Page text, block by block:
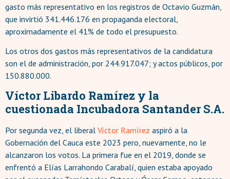
gasto más representativo en los registros de Octavio Guzmán,
que invirtió 341.446.176 en propaganda electoral,
aproximadamente el 41% de todo el presupuesto.
Los otros dos gastos más representativos de la candidatura
son el de administración, por 244.917.047; y actos públicos, por
150.880.000.
Víctor Libardo Ramírez y la
cuestionada Incubadora Santander S.A.
Por segunda vez, el liberal Víctor Ramírez aspiró a la
Gobernación del Cauca este 2023 pero, nuevamente, no le
alcanzaron los votos. La primera fue en el 2019, donde se
enfrentó a Elías Larrahondo Carabalí, quien estaba apoyado